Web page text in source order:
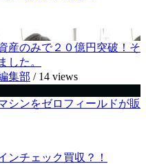
産のみで２０億円突破！そ
した。
集部 / 14 views
シンをゼロフィールドが販
ンチェック買収？！